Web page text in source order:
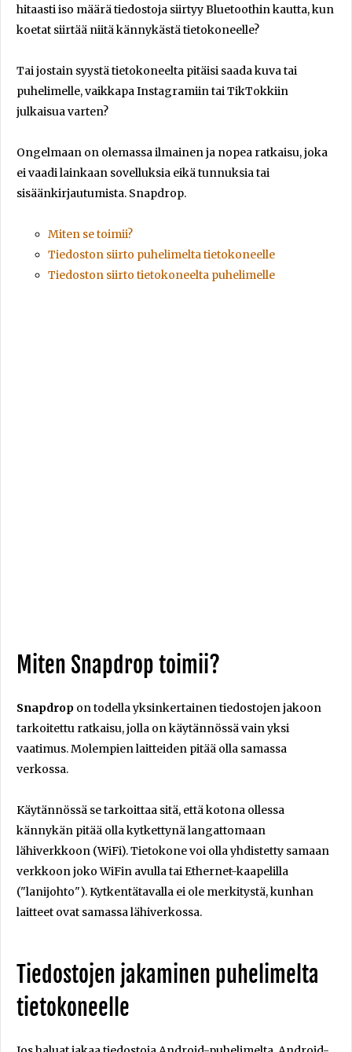
hitaasti iso määrä tiedostoja siirtyy Bluetoothin kautta, kun
koetat siirtää niitä kännykästä tietokoneelle?
Tai jostain syystä tietokoneelta pitäisi saada kuva tai
puhelimelle, vaikkapa Instagramiin tai TikTokkiin
julkaisua varten?
Ongelmaan on olemassa ilmainen ja nopea ratkaisu, joka
ei vaadi lainkaan sovelluksia eikä tunnuksia tai
sisäänkirjautumista. Snapdrop.
Miten se toimii?
Tiedoston siirto puhelimelta tietokoneelle
Tiedoston siirto tietokoneelta puhelimelle
Miten Snapdrop toimii?
Snapdrop on todella yksinkertainen tiedostojen jakoon
tarkoitettu ratkaisu, jolla on käytännössä vain yksi
vaatimus. Molempien laitteiden pitää olla samassa
verkossa.
Käytännössä se tarkoittaa sitä, että kotona ollessa
kännykän pitää olla kytkettynä langattomaan
lähiverkkoon (WiFi). Tietokone voi olla yhdistetty samaan
verkkoon joko WiFin avulla tai Ethernet-kaapelilla
("lanijohto"). Kytkentätavalla ei ole merkitystä, kunhan
laitteet ovat samassa lähiverkossa.
Tiedostojen jakaminen puhelimelta
tietokoneelle